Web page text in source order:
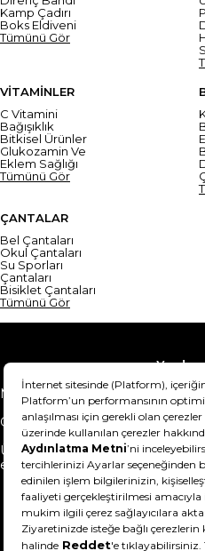
Kamp Çadırı
Boks Eldiveni
Tümünü Gör
VİTAMİNLER
C Vitamini
Bağışıklık
Bitkisel Ürünler
Glukozamin Ve
Eklem Sağlığı
Tümünü Gör
ÇANTALAR
Bel Çantaları
Okul Çantaları
Su Sporları
Çantaları
Bisiklet Çantaları
Tümünü Gör
Yardım
Mesafeli Satış Sözleşmesi
Gizlilik Sözleşmesi
Ürünümü nasıl iade
edebilirim?